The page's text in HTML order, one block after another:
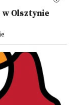
w Olsztynie